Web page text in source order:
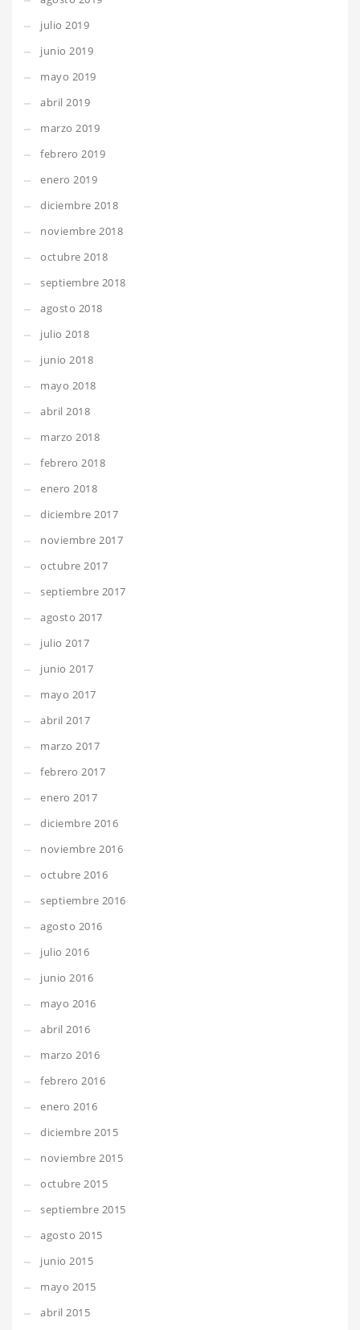
julio 2019
junio 2019
mayo 2019
abril 2019
marzo 2019
febrero 2019
enero 2019
diciembre 2018
noviembre 2018
octubre 2018
septiembre 2018
agosto 2018
julio 2018
junio 2018
mayo 2018
abril 2018
marzo 2018
febrero 2018
enero 2018
diciembre 2017
noviembre 2017
octubre 2017
septiembre 2017
agosto 2017
julio 2017
junio 2017
mayo 2017
abril 2017
marzo 2017
febrero 2017
enero 2017
diciembre 2016
noviembre 2016
octubre 2016
septiembre 2016
agosto 2016
julio 2016
junio 2016
mayo 2016
abril 2016
marzo 2016
febrero 2016
enero 2016
diciembre 2015
noviembre 2015
octubre 2015
septiembre 2015
agosto 2015
junio 2015
mayo 2015
abril 2015